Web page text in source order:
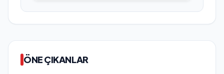
ÖNE ÇIKANLAR